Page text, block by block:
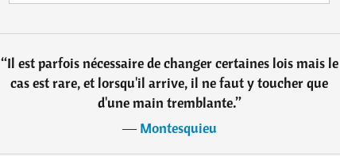
“Il est parfois nécessaire de changer certaines lois mais le
cas est rare, et lorsqu'il arrive, il ne faut y toucher que
d'une main tremblante.”
―Montesquieu